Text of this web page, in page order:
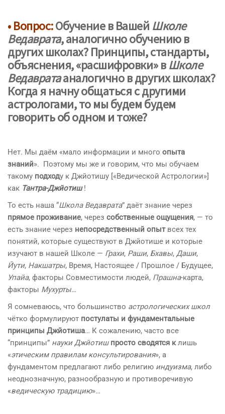
• Вопрос:Обучение в Вашей Школе
Ведаврата, аналогично обучениюв
других школах?Принципы, стандарты,
объяснения, «расшифровки» вШколе
Ведавратааналогичнов другихшколах?
Когда я начну общаться с другими
астрологами, томы будем будем
говорить об одном и тоже?
Нет. Мы даём «мало информации и много опыта
знаний». Поэтому мы же и говорим, что мы обучаем
такому подходу к Джйотишу [«Ведической Астрологии»]
как Тантра-Джйотиш!
То есть наша “Школа Ведаврата” даёт знание через
прямое проживание, через собственные ощущения, — то
есть знание через непосредственный опытвсех тех
понятий, которые существуют в Джйотише и которые
изучают в нашей Школе — Грахи, Раши, Бхавы, Даши,
Йути, Накшатры, Время, Настоящее / Прошлое / Будущее,
Упайа, факторы Совместимости людей, Прашна-карта,
факторы Мухурты…
Я сомневаюсь, что большинство астрологических школ
чётко формулируют постулаты и фундаментальные
принципы Джйотиша… К сожалению, часто все
“принципы” науки Джйотиш просто сводятся клишь
«этическим правилам консультирования», а
фундаментом предлагают либо религию индуизма, либо
неоднозначную, разнообразную и противоречивую
«ведическую традицию»…